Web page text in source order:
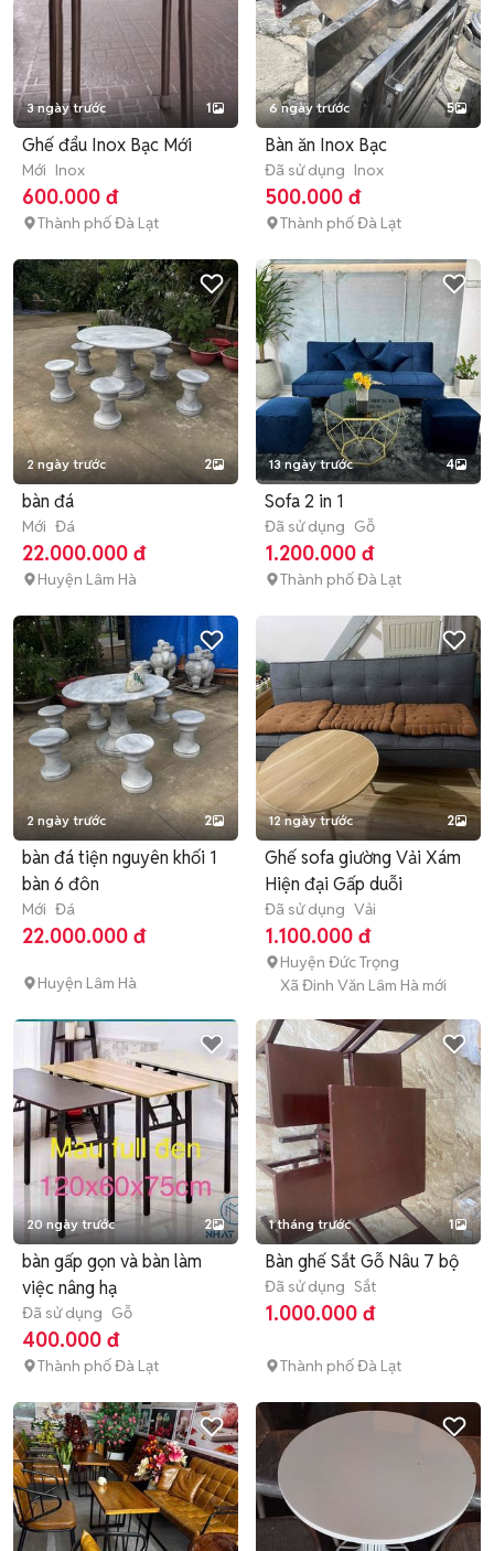
3 ngày trước 1
Ghế đẩu Inox Bạc Mới
Mới Inox
600.000 đ
Thành phố Đà Lạt
6 ngày trước 5
Bàn ăn Inox Bạc
Đã sử dụng Inox
500.000 đ
Thành phố Đà Lạt
2 ngày trước 2
bàn đá
Mới Đá
22.000.000 đ
Huyện Lâm Hà
13 ngày trước 4
Sofa 2 in 1
Đã sử dụng Gỗ
1.200.000 đ
Thành phố Đà Lạt
2 ngày trước 2
bàn đá tiện nguyên khối 1
bàn 6 đôn
Mới Đá
22.000.000 đ
Huyện Lâm Hà
12 ngày trước 2
Ghế sofa giường Vải Xám
Hiện đại Gấp duỗi
Đã sử dụng Vải
1.100.000 đ
Huyện Đức Trọng
Xã Đinh Văn Lâm Hà mới
20 ngày trước 2
bàn gấp gọn và bàn làm
việc nâng hạ
Đã sử dụng Gỗ
400.000 đ
Thành phố Đà Lạt
1 tháng trước 1
Bàn ghế Sắt Gỗ Nâu 7 bộ
Đã sử dụng Sắt
1.000.000 đ
Thành phố Đà Lạt